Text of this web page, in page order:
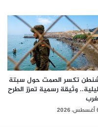
تكسر الصمت حول سبتة
وثيقة رسمية تعزز الطرح